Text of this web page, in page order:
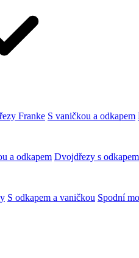
Franke S vaničkou a odkapem
a odkapem Dvojdřezy s odkapem
S odkapem a vaničkou Spodní